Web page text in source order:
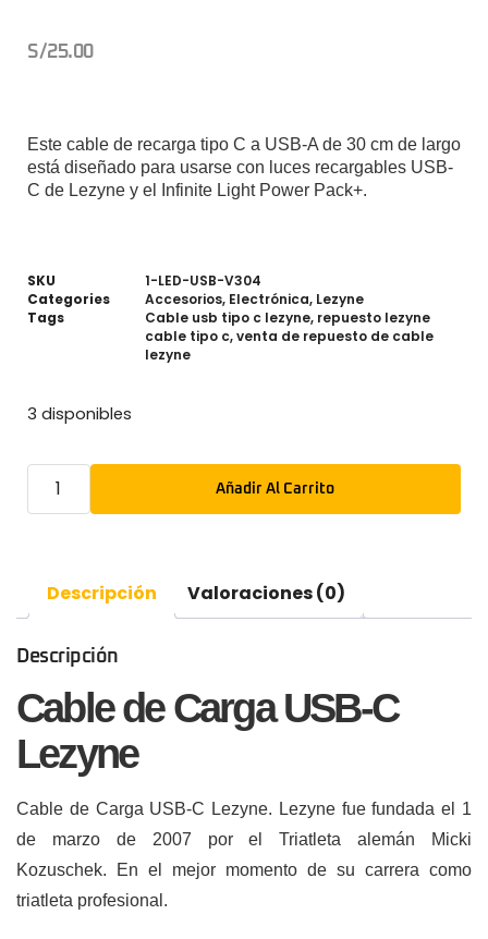
S/25.00
Este cable de recarga tipo C a USB-A de 30 cm de largo
está diseñado para usarse con luces recargables USB-
C de Lezyne y el Infinite Light Power Pack+.
SKU
1-LED-USB-V304
Categories
Accesorios, Electrónica, Lezyne
Tags
Cable usb tipo c lezyne, repuesto lezyne
cable tipo c,venta de repuesto de cable
lezyne
3 disponibles
Añadir Al Carrito
Descripción Valoraciones (0)
Descripción
Cable de Carga USB-C
Lezyne
Cable de Carga USB-C Lezyne. Lezyne fue fundada el 1
de marzo de 2007 por el Triatleta alemán Micki
Kozuschek. En el mejor momento de su carrera como
triatleta profesional.